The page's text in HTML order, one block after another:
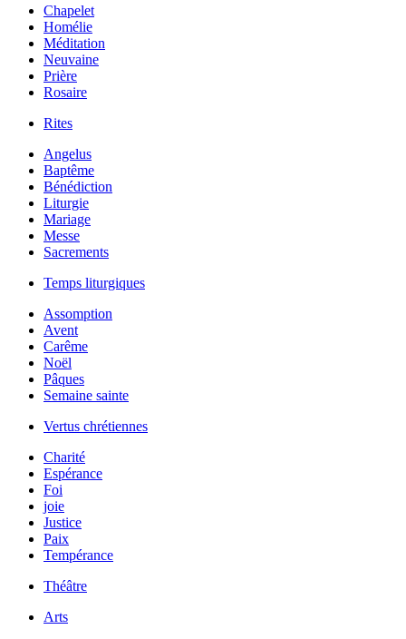
Chapelet
Homélie
Méditation
Neuvaine
Prière
Rosaire
Rites
Angelus
Baptême
Bénédiction
Liturgie
Mariage
Messe
Sacrements
Temps liturgiques
Assomption
Avent
Carême
Noël
Pâques
Semaine sainte
Vertus chrétiennes
Charité
Espérance
Foi
joie
Justice
Paix
Tempérance
Théâtre
Arts